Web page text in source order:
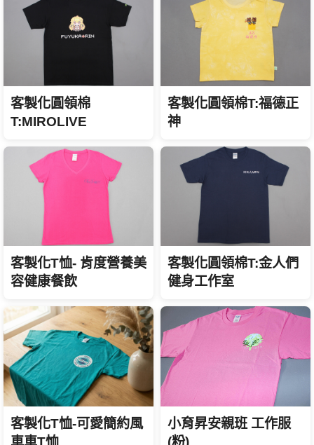
客製化圓領棉
T:MIROLIVE
客製化圓領棉T:福德正
神
客製化T恤- 肯度營養美
容健康餐飲
客製化圓領棉T:金人們
健身工作室
客製化T恤-可愛簡約風
車車T恤
小育昇安親班 工作服
(粉)